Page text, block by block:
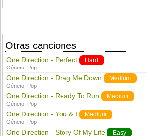
Otras canciones
One Direction - Perfect Hard
Género: Pop
One Direction - Drag Me Down Medium
Género: Pop
One Direction - Ready To Run Medium
Género: Pop
One Direction - You & I Medium
Género: Pop
One Direction - Story Of My Life Easy